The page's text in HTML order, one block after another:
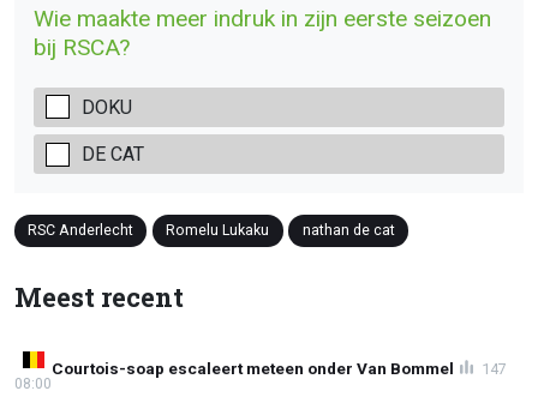
Wie maakte meer indruk in zijn eerste seizoen
bij RSCA?
DOKU
DE CAT
RSC Anderlecht Romelu Lukaku nathan de cat
Meest recent
Courtois-soap escaleert meteen onder Van Bommel
08:00
147